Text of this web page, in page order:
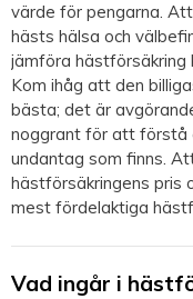
värde för pengarna.
hästs hälsa och
jämföra hästförsäkring
Kom ihåg att den
bästa; det är
noggrant för att förstå
undantag som finns.
hästförsäkringens pris
mest fördelaktiga
Vad ingår i